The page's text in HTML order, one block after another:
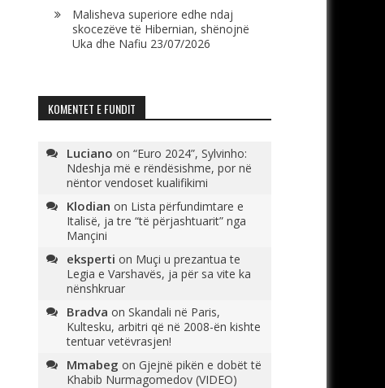
Malisheva superiore edhe ndaj
skocezëve të Hibernian, shënojnë
Uka dhe Nafiu 23/07/2026
KOMENTET E FUNDIT
Luciano on “Euro 2024”, Sylvinho:
Ndeshja më e rëndësishme, por në
nëntor vendoset kualifikimi
Klodian on Lista përfundimtare e
Italisë, ja tre “të përjashtuarit” nga
Mançini
eksperti on Muçi u prezantua te
Legia e Varshavës, ja për sa vite ka
nënshkruar
Bradva on Skandali në Paris,
Kultesku, arbitri që në 2008-ën kishte
tentuar vetëvrasjen!
Mmabeg on Gjejnë pikën e dobët të
Khabib Nurmagomedov (VIDEO)